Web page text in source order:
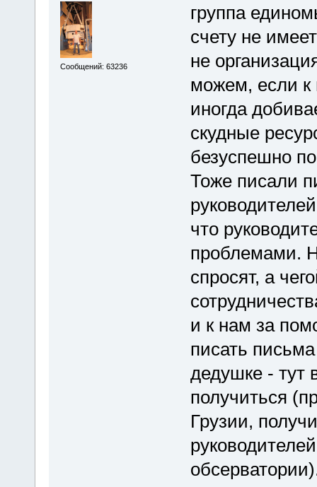
Сообщений: 63236
группа
счету не
не
можем, если
иногда
скудные
безуспешно
Тоже писали
что
проблемами.
спросят, а
и к нам за
писать
дедушке - тут
получиться
Грузии,